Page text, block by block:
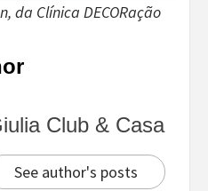
da Clínica DECORação
Club & Casa
See author's posts